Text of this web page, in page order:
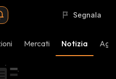
Segnala
Mercati Notizia